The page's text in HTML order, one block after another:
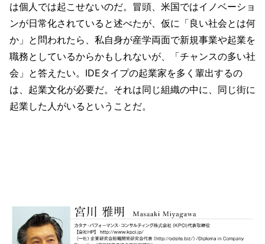
は個人では起こせないのだ。冒頭、米国ではイノベーショ
ンが日常化されていると述べたが、仮に「良い社会とは何
か」と問われたら、私自身が産学両面で新規事業や起業を
職務としているからかもしれないが、「チャンスの多い社
会」と答えたい。IDEタイプの起業家を多く輩出するの
は、起業文化が必要だ。それは同じ組織の中に、同じ街に
起業した人がいるということだ。